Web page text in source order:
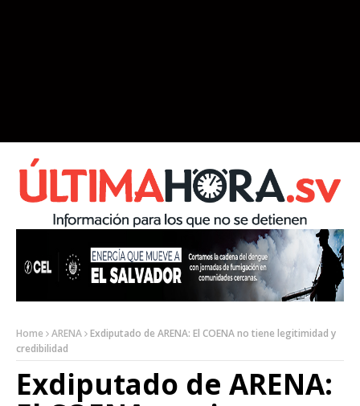
Home ARENA Exdiputado de ARENA: El COENA no tiene legitimidad y
credibilidad
Exdiputado de ARENA: